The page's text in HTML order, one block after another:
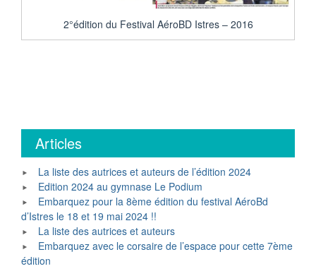
2°édition du Festival AéroBD Istres – 2016
Articles
La liste des autrices et auteurs de l’édition 2024
Edition 2024 au gymnase Le Podium
Embarquez pour la 8ème édition du festival AéroBd
d’Istres le 18 et 19 mai 2024 !!
La liste des autrices et auteurs
Embarquez avec le corsaire de l’espace pour cette 7ème
édition